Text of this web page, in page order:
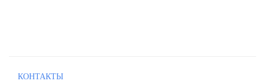
КОНТАКТЫ